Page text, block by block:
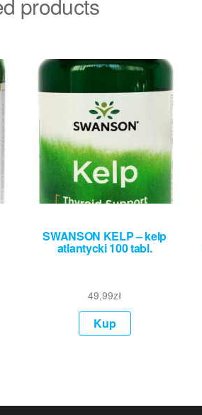
SWANSON KELP – kelp
atlantycki 100 tabl.
49,99zł
Kup